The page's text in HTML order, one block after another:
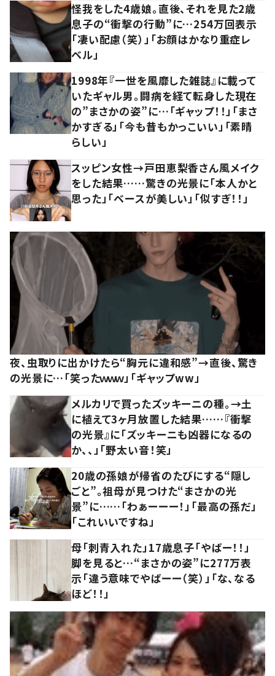
怪我をした4歳娘。直後、それを見た2歳
息子の“衝撃の行動”に…254万回表示
「凄い配慮（笑）」「お顔はかなり重症レ
ベル」
1998年『一世を風靡した雑誌』に載って
いたギャル男。闘病を経て転身した現在
の”まさかの姿”に…「ギャップ！！」「まさ
かすぎる」「今も昔もかっこいい」「素晴
らしい」
スッピン女性→戸田恵梨香さん風メイク
をした結果……驚きの光景に「本人かと
思った」「ベースが美しい」「似すぎ！！」
夜、虫取りに出かけたら“胸元に違和感”→直後、驚き
の光景に…「笑ったｗｗｗ」「ギャップww」
メルカリで買ったズッキーニの種。→土
に植えて3ヶ月放置した結果……『衝撃
の光景』に「ズッキーニも凶器になるの
か、、」「野太い音！笑」
20歳の孫娘が帰省のたびにする“隠し
ごと”。祖母が見つけた“まさかの光
景”に……「わぁーーー！」「最高の孫だ」
「これいいですね」
母「刺青入れた」17歳息子「やばー！！」
脚を見ると…“まさかの姿”に277万表
示「違う意味でやばーー（笑）」「な、なる
ほど！！」